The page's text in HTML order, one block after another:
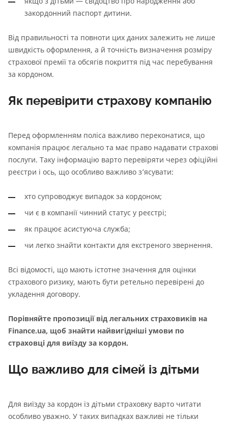
закордонний паспорт дитини.
Від правильності та повноти цих даних залежить не лише
швидкість оформлення, а й точність визначення розміру
страхової премії та обсягів покриття під час перебування
за кордоном.
Як перевірити страхову компанію
Перед оформленням поліса важливо переконатися, що
компанія працює легально та має право надавати страхові
послуги. Таку інформацію варто перевіряти через офіційні
реєстри і ось, що особливо важливо з’ясувати:
хто супроводжує випадок за кордоном;
чи є в компанії чинний статус у реєстрі;
як працює асистуюча служба;
чи легко знайти контакти для екстреного звернення.
Всі відомості, що мають істотне значення для оцінки
страхового ризику, мають бути ретельно перевірені до
укладення договору.
Порівняйте пропозиції від легальних страховиків на
Finance.ua, щоб знайти найвигідніші умови по
страховці для виїзду за кордон.
Що важливо для сімей із дітьми
Для виїзду за кордон із дітьми страховку варто читати
особливо уважно. У таких випадках важливі не тільки